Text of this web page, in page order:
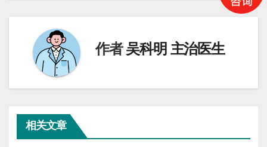
作者吴科明 主治医生
相关文章